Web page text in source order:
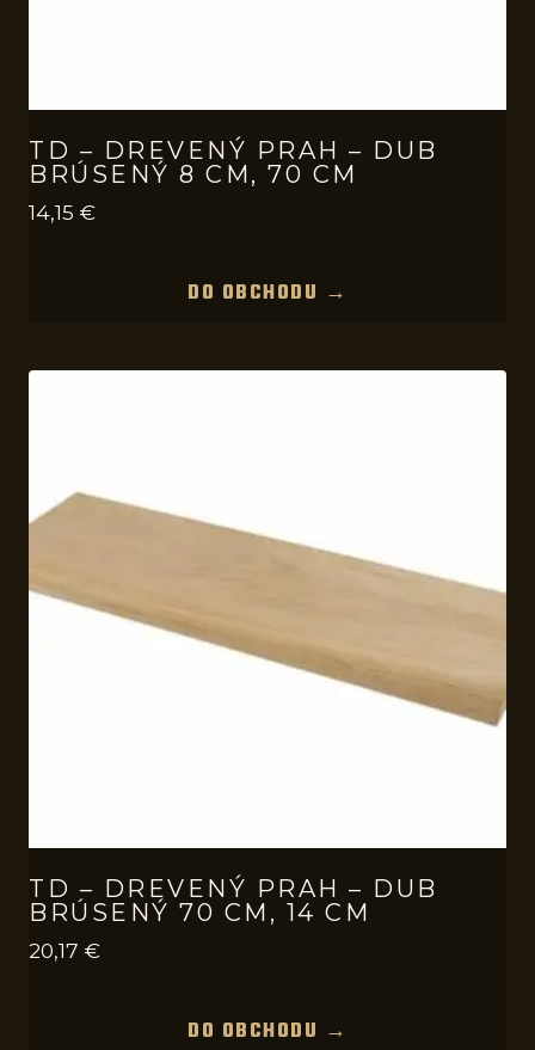
TD – DREVENÝ PRAH – DUB
BRÚSENÝ 8 CM, 70 CM
14,15 €
DO OBCHODU →
TD – DREVENÝ PRAH – DUB
BRÚSENÝ 70 CM, 14 CM
20,17 €
DO OBCHODU →